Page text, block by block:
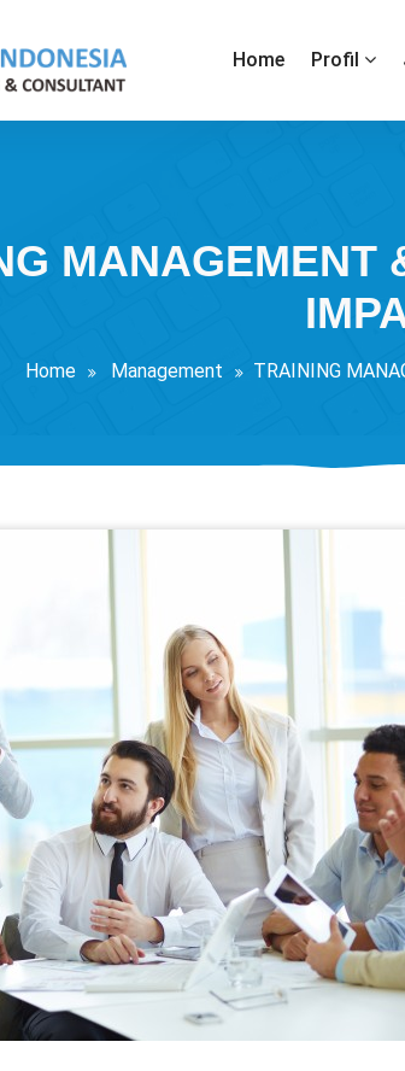
Home Profil
MANAGEMENT
Home Management TRAINING